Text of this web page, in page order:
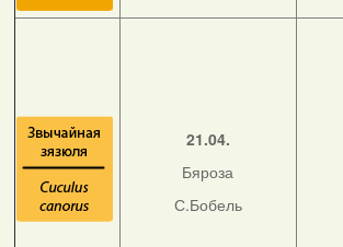
21.04.
Бяроза
С.Бобель